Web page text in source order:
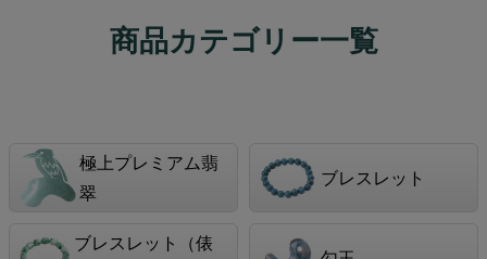
商品カテゴリー一覧
極上プレミアム翡
翠
ブレスレット
ブレスレット（俵